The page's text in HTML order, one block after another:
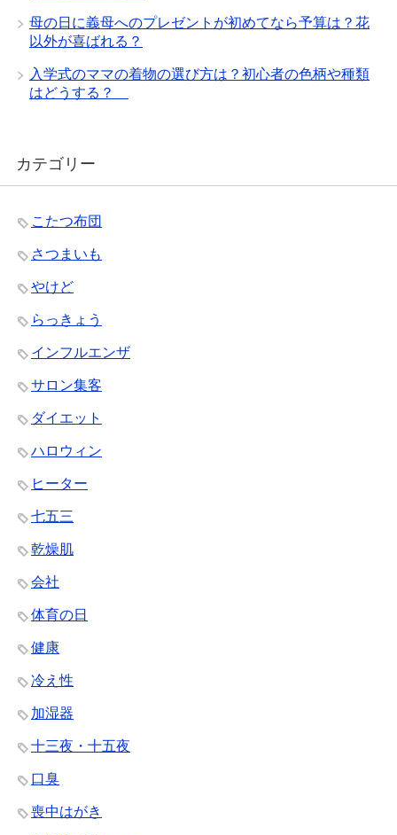
母の日に義母へのプレゼントが初めてなら予算は？花
以外が喜ばれる？
入学式のママの着物の選び方は？初心者の色柄や種類
はどうする？
カテゴリー
こたつ布団
さつまいも
やけど
らっきょう
インフルエンザ
サロン集客
ダイエット
ハロウィン
ヒーター
七五三
乾燥肌
会社
体育の日
健康
冷え性
加湿器
十三夜・十五夜
口臭
喪中はがき